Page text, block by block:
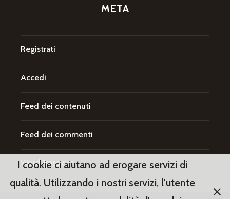
META
Registrati
Accedi
Feed dei contenuti
Feed dei commenti
WordPress.org
I cookie ci aiutano ad erogare servizi di
qualità. Utilizzando i nostri servizi, l'utente